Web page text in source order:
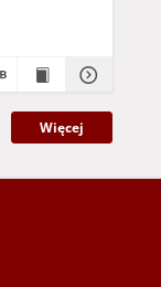
Więcej